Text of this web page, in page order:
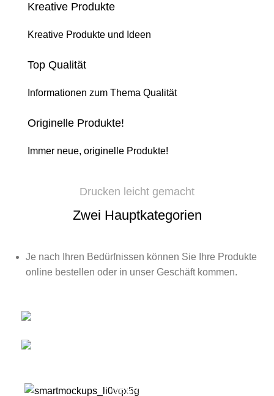
Kreative Produkte
Kreative Produkte und Ideen
Top Qualität
Informationen zum Thema Qualität
Originelle Produkte!
Immer neue, originelle Produkte!
Drucken leicht gemacht
Zwei Hauptkategorien
Je nach Ihren Bedürfnissen können Sie Ihre Produkte
online bestellen oder in unser Geschäft kommen.
ÜBER UNS